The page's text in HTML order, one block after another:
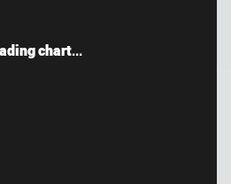
chart...